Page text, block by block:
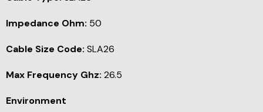
Impedance Ohm: 50
Cable Size Code: SLA26
Max Frequency Ghz: 26.5
Environment